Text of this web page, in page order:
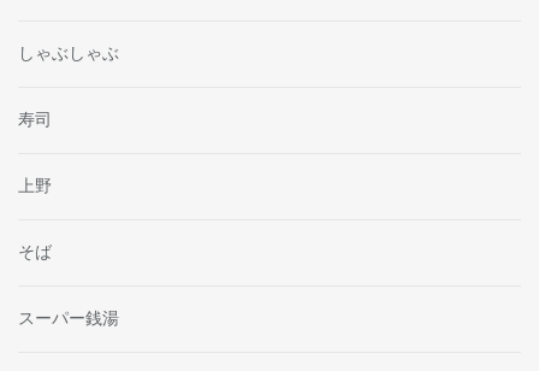
しゃぶしゃぶ
寿司
上野
そば
スーパー銭湯